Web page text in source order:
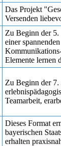
Das Projekt
Versenden
Zu Beginn der 5.
einer
Elemente lernen
Zu Beginn der 7.
Teamarbeit,
Dieses Format
bayerischen
erhalten